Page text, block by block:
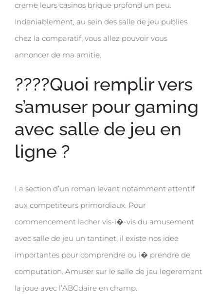
creme leurs casinos brique profond un peu.
Indeniablement, au sein des salle de jeu publies
chez la comparatif, vous allez pouvoir vous
annoncer de ma amitie.
????Quoi remplir vers
s’amuser pour gaming
avec salle de jeu en
ligne ?
La section d’un roman levant notamment attentif
aux competiteurs primordiaux. Pour
commencement lacher vis-i�-vis du amusement
avec salle de jeu un tantinet, il existe nos idee
importantes pour comprendre ou i� prendre de
computation. Amuser sur le salle de jeu legerement
la joue avec l’ABCdaire en champ.